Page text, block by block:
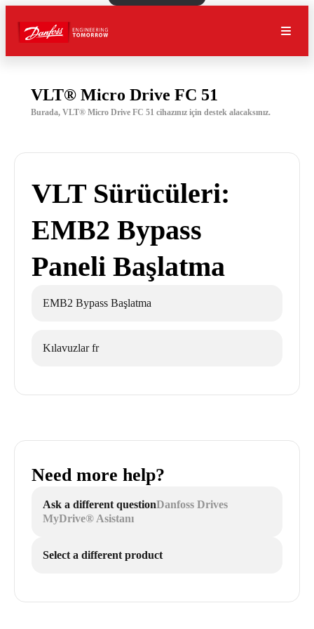
VLT® Micro Drive FC 51
Burada, VLT® Micro Drive FC 51 cihazınız için destek alacaksınız.
VLT Sürücüleri:
EMB2 Bypass
Paneli Başlatma
EMB2 Bypass Başlatma
Kılavuzlar fr
Need more help?
Ask a different questionDanfoss Drives
MyDrive® Asistanı
Select a different product